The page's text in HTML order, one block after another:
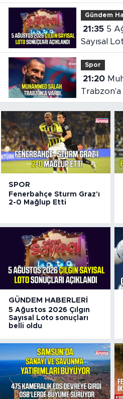
Gündem
21:355 Ağustos 2026 Çılgın
Sayısal
Spor
21:20Muhammed Salah
Trabzon'a
SPOR
Fenerbahçe Sturm Graz'ı
2-0 Mağlup Etti
GÜNDEM HABERLERI
5 Ağustos 2026 Çılgın
Sayısal Loto sonuçları
belli oldu